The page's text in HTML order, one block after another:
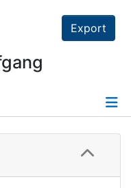
Export